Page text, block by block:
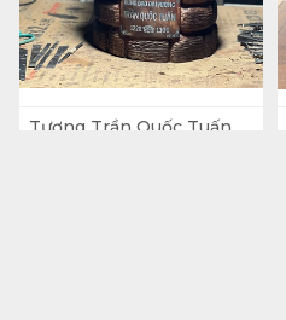
Tượng Trần Quốc Tuấn